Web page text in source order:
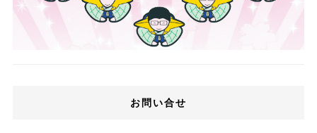
お問い合せ